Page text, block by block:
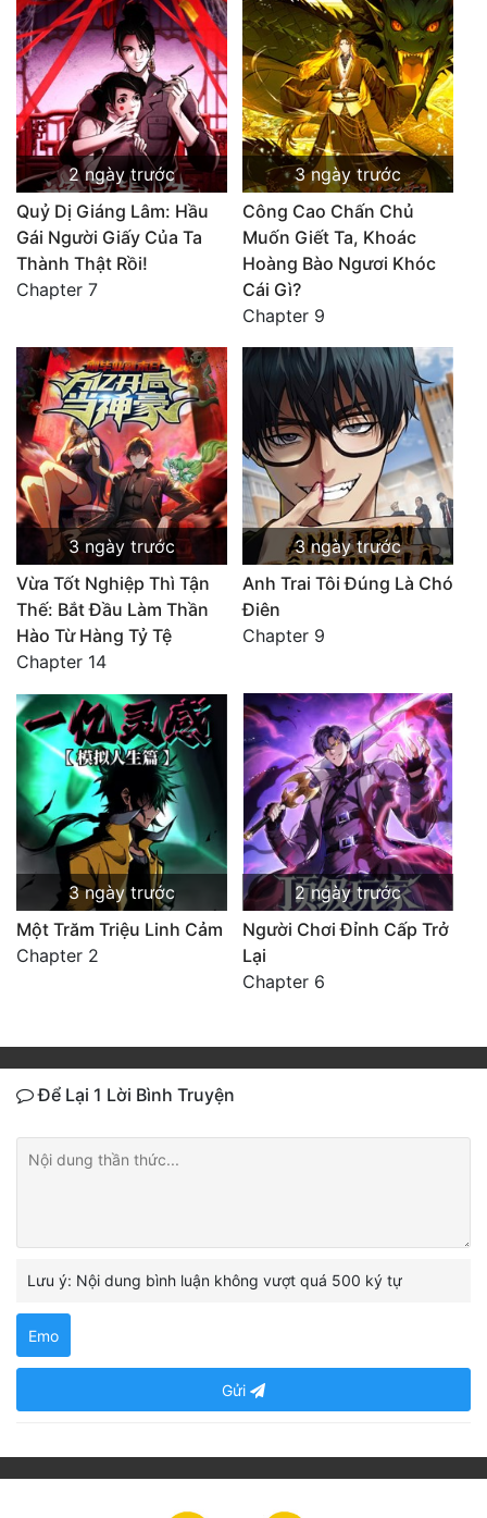
2 ngày trước
Quỷ Dị Giáng Lâm: Hầu
Gái Người Giấy Của Ta
Thành Thật Rồi!
Chapter 7
3 ngày trước
Công Cao Chấn Chủ
Muốn Giết Ta, Khoác
Hoàng Bào Ngươi Khóc
Cái Gì?
Chapter 9
3 ngày trước
Vừa Tốt Nghiệp Thì Tận
Thế: Bắt Đầu Làm Thần
Hào Từ Hàng Tỷ Tệ
Chapter 14
3 ngày trước
Anh Trai Tôi Đúng Là Chó
Điên
Chapter 9
3 ngày trước
Một Trăm Triệu Linh Cảm
Chapter 2
2 ngày trước
Người Chơi Đỉnh Cấp Trở
Lại
Chapter 6
Để Lại 1 Lời Bình Truyện
Lưu ý: Nội dung bình luận không vượt quá 500 ký tự
Emo
Gửi